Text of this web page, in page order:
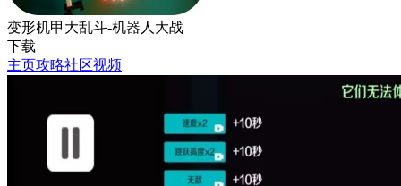
变形机甲大乱斗-机器人大战
下载
主页攻略社区视频